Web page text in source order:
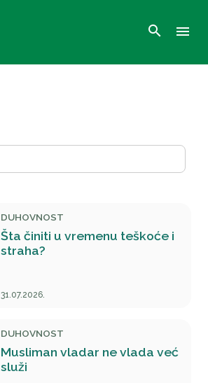
search menu
DUHOVNOST
Šta činiti u vremenu teškoće i
straha?
31.07.2026.
DUHOVNOST
Musliman vladar ne vlada već
služi